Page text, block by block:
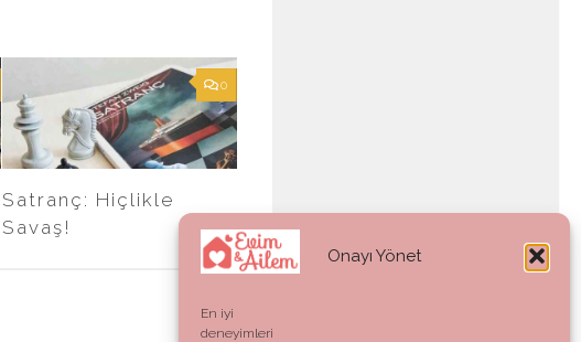
Onayı Yönet
En iyi
deneyimleri
0
Satranç: Hiçlikle
Savaş!